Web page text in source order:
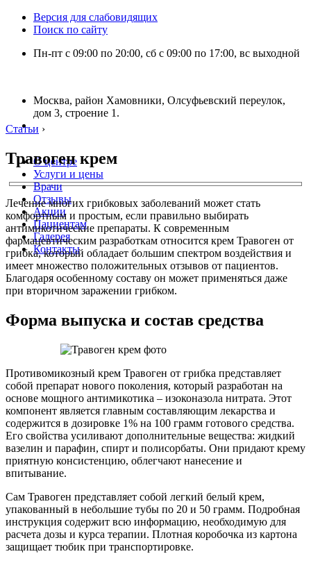
Версия для слабовидящих
Поиск по сайту
Пн-пт с 09:00 по 20:00, сб с 09:00 по 17:00, вс выходной
Москва, район Хамовники, Олсуфьевский переулок,
дом 3, строение 1.
О центре
Услуги и цены
Врачи
Отзывы
Акции
Пациентам
Галерея
Контакты
Статьи ›
Травоген крем
Лечение многих грибковых заболеваний может стать
комфортным и простым, если правильно выбирать
антимикотические препараты. К современным
фармацевтическим разработкам относится крем Травоген от
грибка, который обладает большим спектром воздействия и
имеет множество положительных отзывов от пациентов.
Благодаря особенному составу он может применяться даже
при вторичном заражении грибком.
Форма выпуска и состав средства
Противомикозный крем Травоген от грибка представляет
собой препарат нового поколения, который разработан на
основе мощного антимикотика – изоконазола нитрата. Этот
компонент является главным составляющим лекарства и
содержится в дозировке 1% на 100 грамм готового средства.
Его свойства усиливают дополнительные вещества: жидкий
вазелин и парафин, спирт и полисорбаты. Они придают крему
приятную консистенцию, облегчают нанесение и
впитывание.
Сам Травоген представляет собой легкий белый крем,
упакованный в небольшие тубы по 20 и 50 грамм. Подробная
инструкция содержит всю информацию, необходимую для
расчета дозы и курса терапии. Плотная коробочка из картона
защищает тюбик при транспортировке.